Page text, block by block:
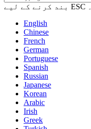
English
Chinese
French
German
Portuguese
Spanish
Russian
Japanese
Korean
Arabic
Irish
Greek